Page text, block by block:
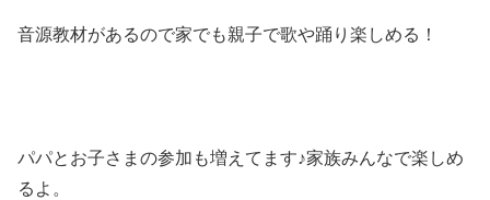
音源教材があるので家でも親子で歌や踊り楽しめる！
パパとお子さまの参加も増えてます♪家族みんなで楽しめ
るよ。